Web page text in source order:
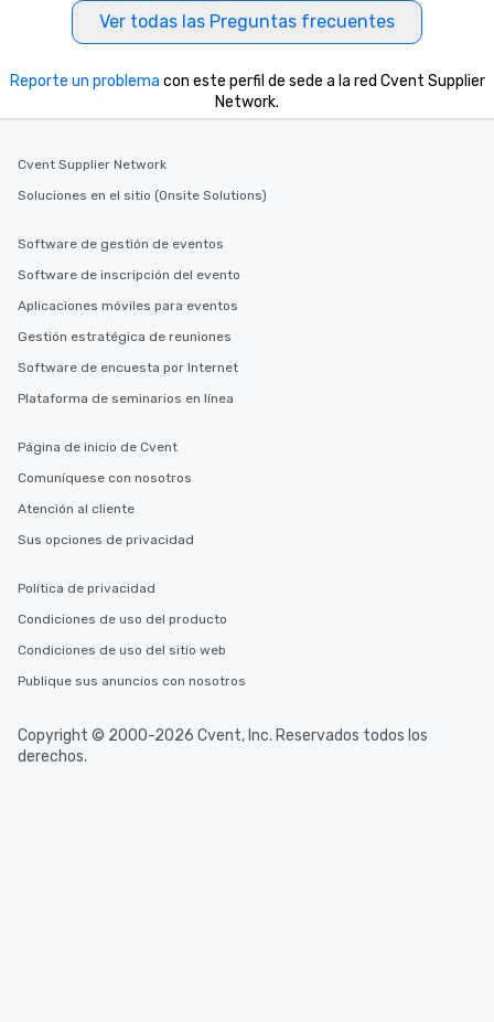
Ver todas las Preguntas frecuentes
Reporte un problema con este perfil de sede a la red Cvent Supplier
Network.
Cvent Supplier Network
Soluciones en el sitio (Onsite Solutions)
Software de gestión de eventos
Software de inscripción del evento
Aplicaciones móviles para eventos
Gestión estratégica de reuniones
Software de encuesta por Internet
Plataforma de seminarios en línea
Página de inicio de Cvent
Comuníquese con nosotros
Atención al cliente
Sus opciones de privacidad
Política de privacidad
Condiciones de uso del producto
Condiciones de uso del sitio web
Publique sus anuncios con nosotros
Copyright © 2000-2026 Cvent, Inc. Reservados todos los
derechos.